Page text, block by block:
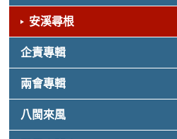
安溪尋根
企責專輯
兩會專輯
八閩來風